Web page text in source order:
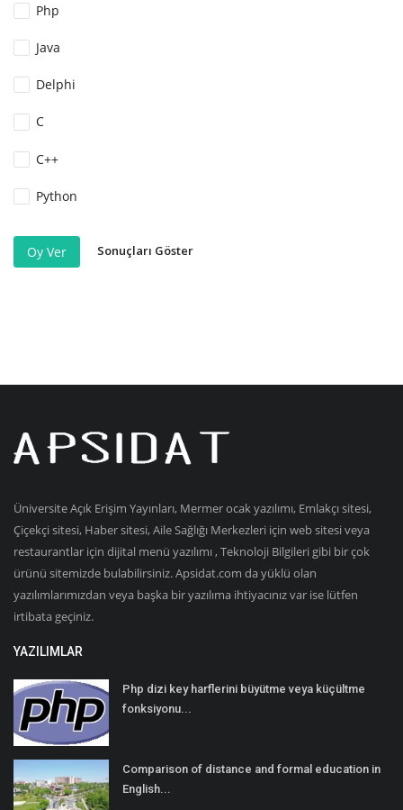
Php
Java
Delphi
C
C++
Python
Oy Ver Sonuçları Göster
Üniversite Açık Erişim Yayınları, Mermer ocak yazılımı, Emlakçı sitesi,
Çiçekçi sitesi, Haber sitesi, Aile Sağlığı Merkezleri için web sitesi veya
restaurantlar için dijital menü yazılımı , Teknoloji Bilgileri gibi bir çok
ürünü sitemizde bulabilirsiniz. Apsidat.com da yüklü olan
yazılımlarımızdan veya başka bir yazılıma ihtiyacınız var ise lütfen
irtibata geçiniz.
YAZILIMLAR
Php dizi key harflerini büyütme veya küçültme
fonksiyonu...
Comparison of distance and formal education in
English...